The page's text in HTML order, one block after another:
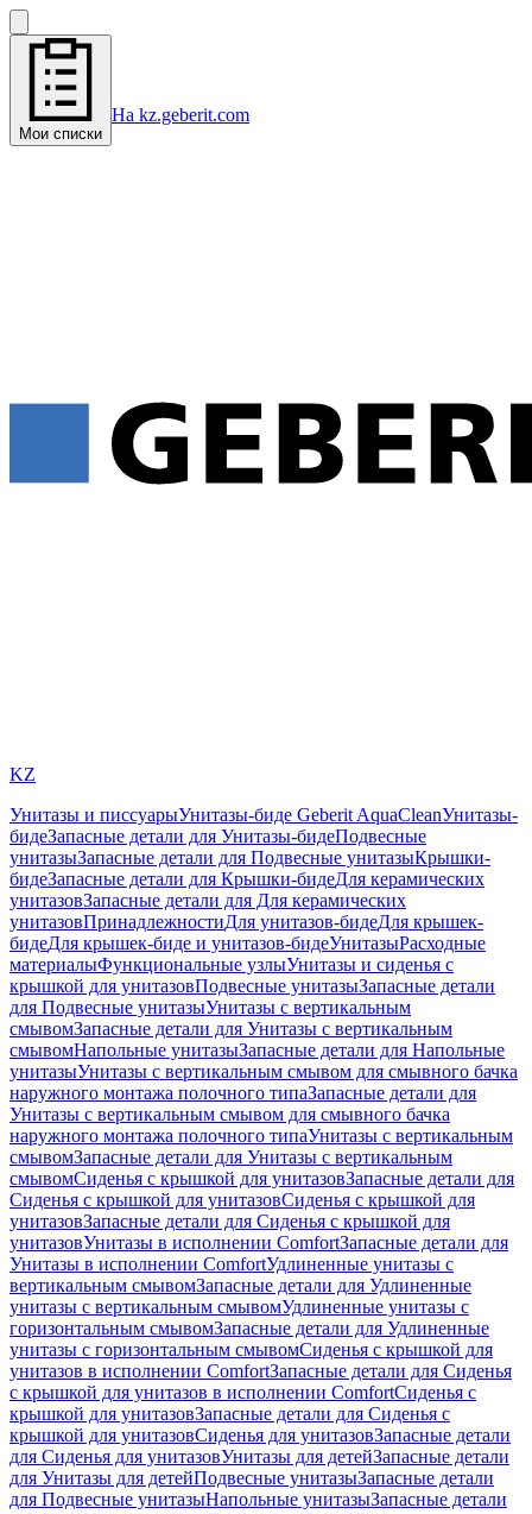
Мои списки
На kz.geberit.com
KZ
Унитазы и писсуарыУнитазы-биде Geberit AquaCleanУнитазы-
бидеЗапасные детали для Унитазы-бидеПодвесные
унитазыЗапасные детали для Подвесные унитазыКрышки-
бидеЗапасные детали для Крышки-бидеДля керамических
унитазовЗапасные детали для Для керамических
унитазовПринадлежностиДля унитазов-бидеДля крышек-
бидеДля крышек-биде и унитазов-бидеУнитазыРасходные
материалыФункциональные узлыУнитазы и сиденья с
крышкой для унитазовПодвесные унитазыЗапасные детали
для Подвесные унитазыУнитазы с вертикальным
смывомЗапасные детали для Унитазы с вертикальным
смывомНапольные унитазыЗапасные детали для Напольные
унитазыУнитазы с вертикальным смывом для смывного бачка
наружного монтажа полочного типаЗапасные детали для
Унитазы с вертикальным смывом для смывного бачка
наружного монтажа полочного типаУнитазы с вертикальным
смывомЗапасные детали для Унитазы с вертикальным
смывомСиденья с крышкой для унитазовЗапасные детали для
Сиденья с крышкой для унитазовСиденья с крышкой для
унитазовЗапасные детали для Сиденья с крышкой для
унитазовУнитазы в исполнении ComfortЗапасные детали для
Унитазы в исполнении ComfortУдлиненные унитазы с
вертикальным смывомЗапасные детали для Удлиненные
унитазы с вертикальным смывомУдлиненные унитазы с
горизонтальным смывомЗапасные детали для Удлиненные
унитазы с горизонтальным смывомСиденья с крышкой для
унитазов в исполнении ComfortЗапасные детали для Сиденья
с крышкой для унитазов в исполнении ComfortСиденья с
крышкой для унитазовЗапасные детали для Сиденья с
крышкой для унитазовСиденья для унитазовЗапасные детали
для Сиденья для унитазовУнитазы для детейЗапасные детали
для Унитазы для детейПодвесные унитазыЗапасные детали
для Подвесные унитазыНапольные унитазыЗапасные детали